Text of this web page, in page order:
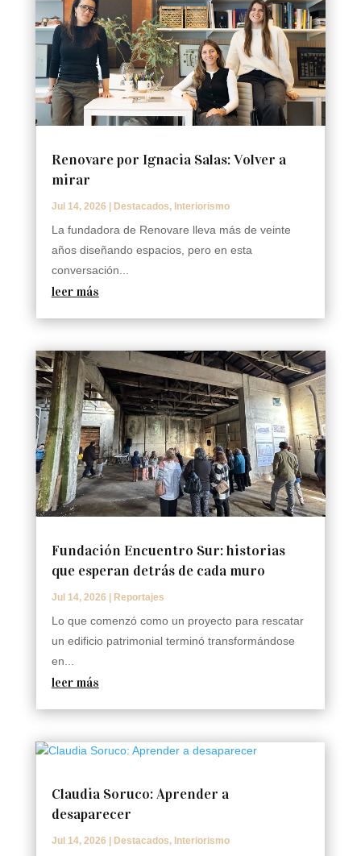
Renovare por Ignacia Salas: Volver a
mirar
Jul 14, 2026 | Destacados, Interiorismo
La fundadora de Renovare lleva más de veinte
años diseñando espacios, pero en esta
conversación...
leer más
Fundación Encuentro Sur: historias
que esperan detrás de cada muro
Jul 14, 2026 | Reportajes
Lo que comenzó como un proyecto para rescatar
un edificio patrimonial terminó transformándose
en...
leer más
Claudia Soruco: Aprender a
desaparecer
Jul 14, 2026 Destacados, Interiorismo